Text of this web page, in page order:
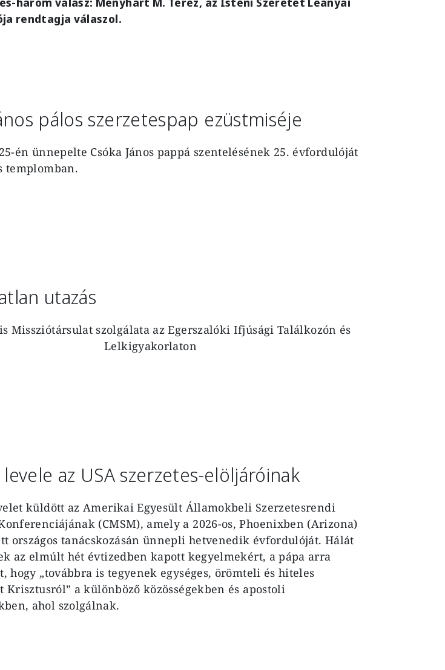
rendtagja válaszol.
pálos szerzetespap ezüstmiséje
én ünnepelte Csóka János pappá szentelésének 25. évfordulóját
templomban.
utazás
Missziótársulat szolgálata az Egerszalóki Ifjúsági Találkozón és
Lelkigyakorlaton
levele az USA szerzetes-elöljáróinak
küldött az Amerikai Egyesült Államokbeli Szerzetesrendi
(CMSM), amely a 2026-os, Phoenixben (Arizona)
országos tanácskozásán ünnepli hetvenedik évfordulóját. Hálát
az elmúlt hét évtizedben kapott kegyelmekért, a pápa arra
hogy „továbbra is tegyenek egységes, örömteli és hiteles
Krisztusról” a különböző közösségekben és apostoli
ahol szolgálnak.